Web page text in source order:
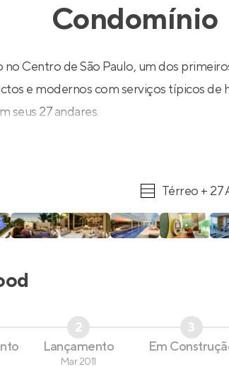
Condomínio
Centro de São Paulo, um dos
e modernos com serviços típicos de
seus 27 andares.
Térreo + 27
2
Lançamento
Mar 2011
3
Em